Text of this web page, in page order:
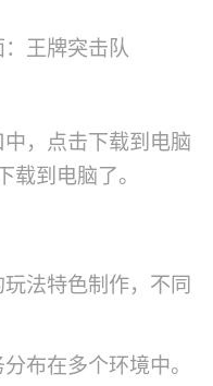
王牌突击队
，点击下载到电脑
载到电脑了。
法特色制作，不同
布在多个环境中。